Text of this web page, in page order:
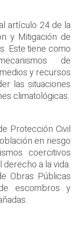
artículo 24 de la
y Mitigación de
Este tiene como
de
y recursos
las situaciones
climatológicas.
Protección Civil
en riesgo
coercitivos
a la vida.
Obras Públicas
escombros y